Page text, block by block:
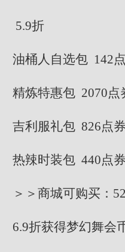
5.9折
油桶人自选包 142
精炼特惠包 2070点
吉利服礼包 826点
热辣时装包 440点
＞＞商城可购买：
6.9折获得梦幻舞会